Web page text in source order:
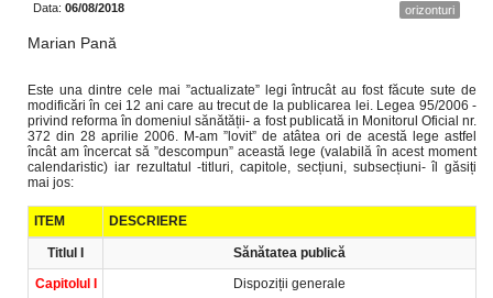
Data: 06/08/2018 orizonturi
Marian Pană
Este una dintre cele mai ”actualizate” legi întrucât au fost făcute sute de
modificări în cei 12 ani care au trecut de la publicarea lei. Legea 95/2006 -
privind reforma în domeniul sănătății- a fost publicată in Monitorul Oficial nr.
372 din 28 aprilie 2006. M-am ”lovit” de atâtea ori de acestă lege astfel
încât am încercat să ”descompun” această lege (valabilă în acest moment
calendaristic) iar rezultatul -titluri, capitole, secțiuni, subsecțiuni- îl găsiți
mai jos:
ITEM DESCRIERE
Titlul I
Sănătatea publică
Capitolul I
Dispoziții generale